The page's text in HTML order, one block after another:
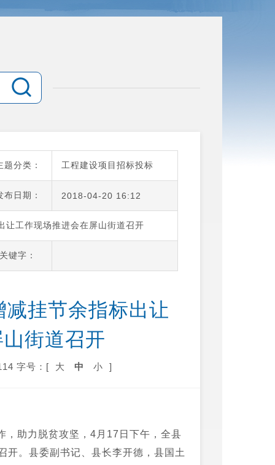
题分类： 工程建设项目招标投标
布日期： 2018-04-20 16:12
让工作现场推进会在屏山街道召开
关键字：
挂节余指标出让
街道召开
字号：[ 大 中 小 ]
，助力脱贫攻坚，4月17日下午，全县
开。县委副书记、县长李开德，县国土